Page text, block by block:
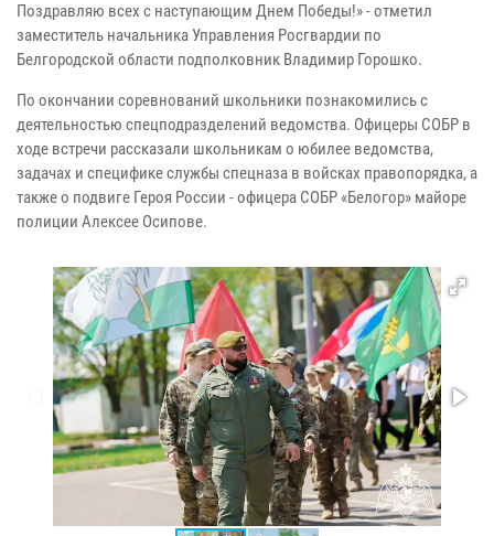
Поздравляю всех с наступающим Днем Победы!» - отметил
заместитель начальника Управления Росгвардии по
Белгородской области подполковник Владимир Горошко.
По окончании соревнований школьники познакомились с
деятельностью спецподразделений ведомства. Офицеры СОБР в
ходе встречи рассказали школьникам о юбилее ведомства,
задачах и специфике службы спецназа в войсках правопорядка, а
также о подвиге Героя России - офицера СОБР «Белогор» майоре
полиции Алексее Осипове.